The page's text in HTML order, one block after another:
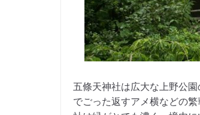
五條天神社は広大な上野公
でごった返すアメ横などの